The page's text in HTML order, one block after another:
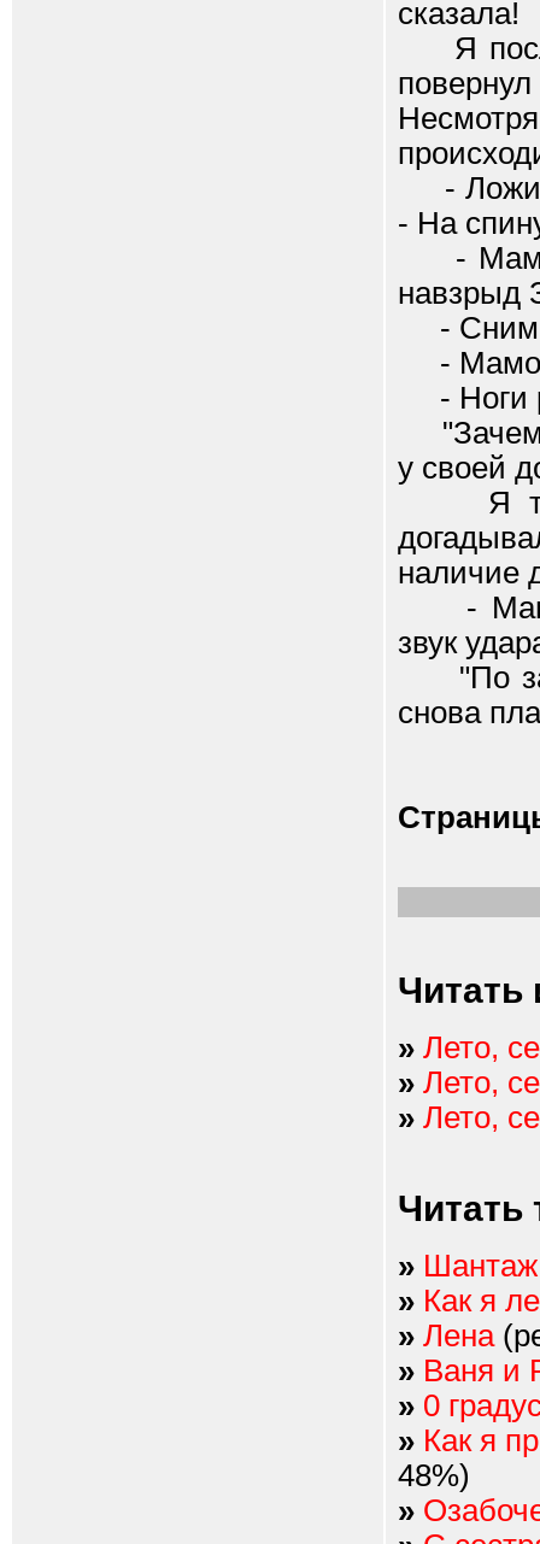
сказала!
Я
-
- На
-
навзрыд
-
-
- Ноги
"Зачем
у своей
Я
наличие
-
звук
"По
снова
Читать
» Лето,
» Лето,
» Лето,
Читать
» Шантаж
» Как я
» Лена
» Ваня и
» 0
» Как я
48%)
»